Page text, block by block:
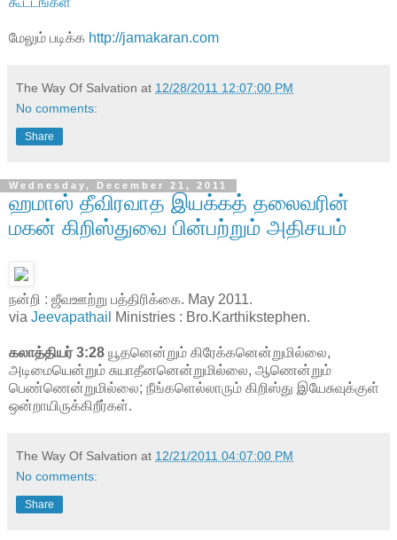
மேலும் படிக்க http://jamakaran.com
The Way Of Salvation at 12/28/2011 12:07:00 PM
No comments:
Share
Wednesday, December 21, 2011
ஹமாஸ் தீவிரவாத இயக்கத் தலைவரின்
மகன் கிறிஸ்துவை பின்பற்றும் அதிசயம்
நன்றி : ஜீவஊற்று பத்திரிக்கை. May 2011.
via Jeevapathail Ministries : Bro.Karthikstephen.
கலாத்தியர் 3:28 யூதனென்றும் கிரேக்கனென்றுமில்லை,
அடிமையென்றும் சுயாதீனனென்றுமில்லை, ஆணென்றும்
பெண்ணென்றுமில்லை; நீங்களெல்லாரும் கிறிஸ்து இயேசுவுக்குள்
ஒன்றாயிருக்கிறீர்கள்.
The Way Of Salvation at 12/21/2011 04:07:00 PM
No comments:
Share